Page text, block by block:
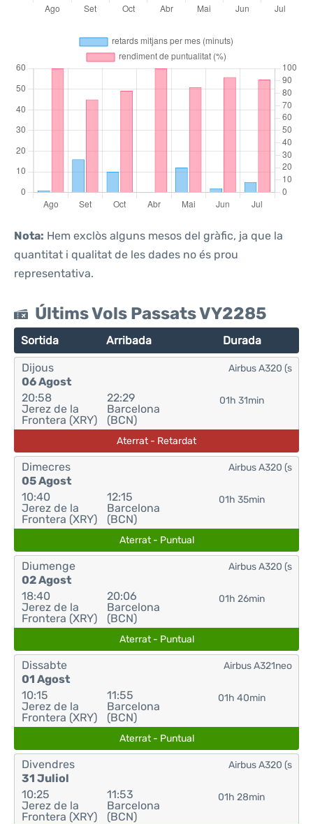
Nota: Hem exclòs alguns mesos del gràfic, ja que la
quantitat i qualitat de les dades no és prou
representativa.
Últims Vols Passats VY2285
Sortida Arribada Durada
Dijous
06 Agost
20:58
Jerez de la
Frontera (XRY)
22:29
Barcelona
(BCN)
01h 31min
Airbus A320 (s
Aterrat - Retardat
Dimecres
05 Agost
10:40
Jerez de la
Frontera (XRY)
12:15
Barcelona
(BCN)
01h 35min
Airbus A320 (s
Aterrat - Puntual
Diumenge
02 Agost
18:40
Jerez de la
Frontera (XRY)
20:06
Barcelona
(BCN)
01h 26min
Airbus A320 (s
Aterrat - Puntual
Dissabte
01 Agost
10:15
Jerez de la
Frontera (XRY)
11:55
Barcelona
(BCN)
01h 40min
Airbus A321neo
Aterrat - Puntual
Divendres
31 Juliol
10:25
Jerez de la
Frontera (XRY)
11:53
Barcelona
(BCN)
01h 28min
Airbus A320 (s